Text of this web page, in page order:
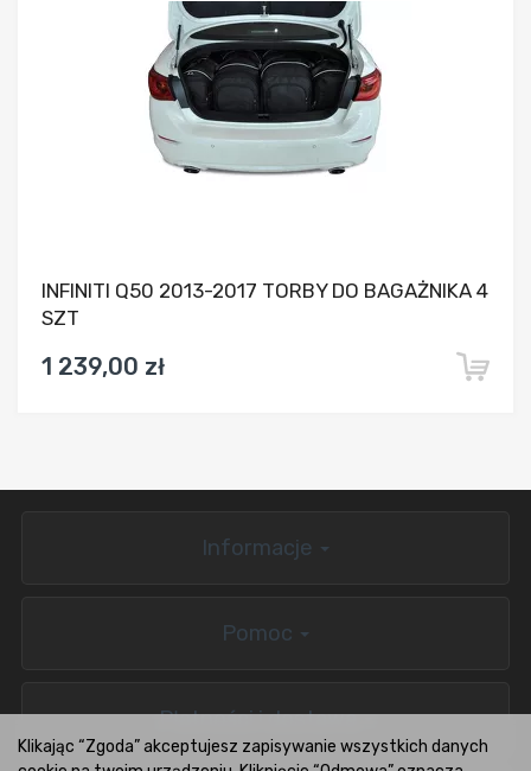
INFINITI Q50 2013-2017 TORBY DO BAGAŻNIKA 4
SZT
1 239,00 zł
Informacje
Pomoc
Płatności i dostawa
Klikając “Zgoda” akceptujesz zapisywanie wszystkich danych